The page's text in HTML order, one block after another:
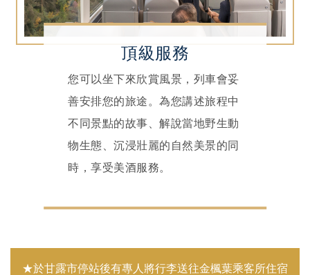
頂級服務
您可以坐下來欣賞風景，列車會妥
善安排您的旅途。為您講述旅程中
不同景點的故事、解說當地野生動
物生態、沉浸壯麗的自然美景的同
時，享受美酒服務。
★於甘露市停站後有專人將行李送往金楓葉乘客所住宿